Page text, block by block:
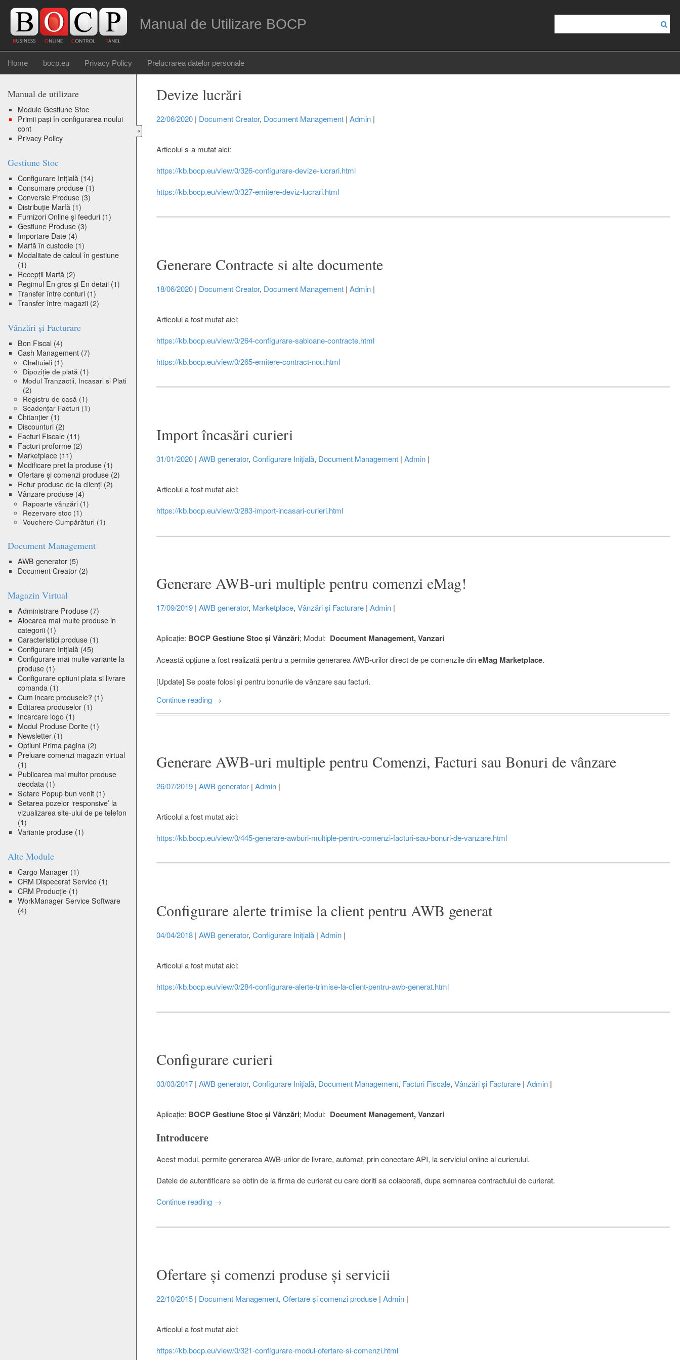
Manual de Utilizare BOCP
Home bocp.eu Privacy Policy Prelucrarea datelor personale
Manual de utilizare
Module Gestiune Stoc
Primii pași în configurarea noului
cont
Privacy Policy
Gestiune Stoc
Configurare Inițială (14)
Consumare produse (1)
Conversie Produse (3)
Distribuție Marfă (1)
Furnizori Online și feeduri (1)
Gestiune Produse (3)
Importare Date (4)
Marfă în custodie (1)
Modalitate de calcul în gestiune
(1)
Recepții Marfă (2)
Regimul En gros și En detail (1)
Transfer între conturi (1)
Transfer între magazii (2)
Vânzări și Facturare
Bon Fiscal (4)
Cash Management (7)
Cheltuieli (1)
Dipoziție de plată (1)
Modul Tranzactii, Incasari si Plati
(2)
Registru de casă (1)
Scadențar Facturi (1)
Chitanțier (1)
Discounturi (2)
Facturi Fiscale (11)
Facturi proforme (2)
Marketplace (11)
Modificare pret la produse (1)
Ofertare și comenzi produse (2)
Retur produse de la clienți (2)
Vânzare produse (4)
Rapoarte vânzări (1)
Rezervare stoc (1)
Vouchere Cumpărături (1)
Document Management
AWB generator (5)
Document Creator (2)
Magazin Virtual
Administrare Produse (7)
Alocarea mai multe produse in
categorii (1)
Caracteristici produse (1)
Configurare Inițială (45)
Configurare mai multe variante la
produse (1)
Configurare optiuni plata si livrare
comanda (1)
Cum incarc produsele? (1)
Editarea produselor (1)
Incarcare logo (1)
Modul Produse Dorite (1)
Newsletter (1)
Optiuni Prima pagina (2)
Preluare comenzi magazin virtual
(1)
Publicarea mai multor produse
deodata (1)
Setare Popup bun venit (1)
Setarea pozelor ‘responsive’ la
vizualizarea site-ului de pe telefon
(1)
Variante produse (1)
Alte Module
Cargo Manager (1)
CRM Dispecerat Service (1)
CRM Producție (1)
WorkManager Service Software
(4)
«
Devize lucrări
22/06/2020| Document Creator, Document Management| Admin|
Articolul s-a mutat aici:
https://kb.bocp.eu/view/0/326-configurare-devize-lucrari.html
https://kb.bocp.eu/view/0/327-emitere-deviz-lucrari.html
Generare Contracte si alte documente
18/06/2020| Document Creator, Document Management| Admin|
Articolul a fost mutat aici:
https://kb.bocp.eu/view/0/264-configurare-sabloane-contracte.html
https://kb.bocp.eu/view/0/265-emitere-contract-nou.html
Import încasări curieri
31/01/2020| AWB generator, Configurare Inițială, Document Management| Admin|
Articolul a fost mutat aici:
https://kb.bocp.eu/view/0/283-import-incasari-curieri.html
Generare AWB-uri multiple pentru comenzi eMag!
17/09/2019| AWB generator, Marketplace, Vânzări și Facturare| Admin|
Aplicație: BOCP Gestiune Stoc și Vânzări; Modul: Document Management, Vanzari
Această opțiune a fost realizată pentru a permite generarea AWB-urilor direct de pe comenzile dineMag Marketplace.
[Update] Se poate folosi și pentru bonurile de vânzare sau facturi.
Continue reading →
Generare AWB-uri multiple pentru Comenzi, Facturi sau Bonuri de vânzare
26/07/2019| AWB generator| Admin|
Articolul a fost mutat aici:
https://kb.bocp.eu/view/0/445-generare-awburi-multiple-pentru-comenzi-facturi-sau-bonuri-de-vanzare.html
Configurare alerte trimise la client pentru AWB generat
04/04/2018| AWB generator, Configurare Inițială| Admin|
Articolul a fost mutat aici:
https://kb.bocp.eu/view/0/284-configurare-alerte-trimise-la-client-pentru-awb-generat.html
Configurare curieri
03/03/2017| AWB generator, Configurare Inițială, Document Management, Facturi Fiscale, Vânzări și Facturare| Admin|
Aplicație: BOCP Gestiune Stoc și Vânzări; Modul: Document Management, Vanzari
Introducere
Acest modul, permite generarea AWB-urilor de livrare, automat, prin conectare API, la serviciul online al curierului.
Datele de autentificare se obtin de la firma de curierat cu care doriti sa colaborati, dupa semnarea contractului de curierat.
Continue reading →
Ofertare și comenzi produse și servicii
22/10/2015| Document Management, Ofertare și comenzi produse| Admin|
Articolul a fost mutat aici:
https://kb.bocp.eu/view/0/321-configurare-modul-ofertare-si-comenzi.html